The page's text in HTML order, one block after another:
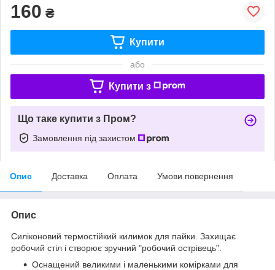
160 ₴
Купити
або
Купити з
Що таке купити з Пром?
Замовлення під захистом
Опис Доставка Оплата Умови повернення
Опис
Силіконовий термостійкий килимок для пайки. Захищає
робочий стіл і створює зручний "робочий острівець".
Оснащений великими і маленькими комірками для